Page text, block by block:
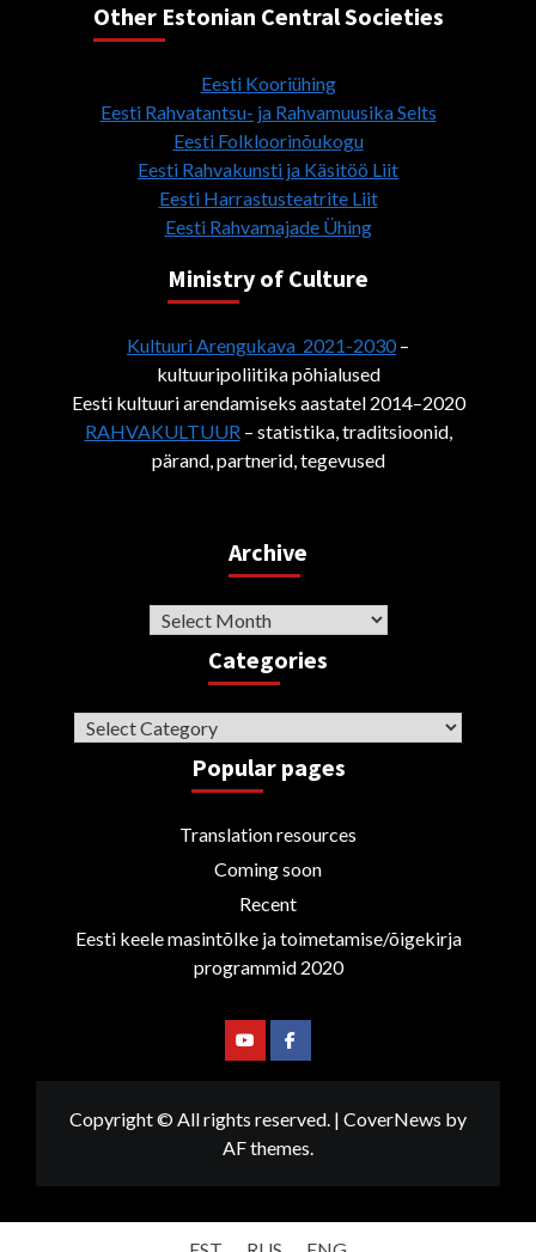
Other Estonian Central Societies
Eesti Kooriühing
Eesti Rahvatantsu- ja Rahvamuusika Selts
Eesti Folkloorinõukogu
Eesti Rahvakunsti ja Käsitöö Liit
Eesti Harrastusteatrite Liit
Eesti Rahvamajade Ühing
Ministry of Culture
Kultuuri Arengukava 2021-2030–
kultuuripoliitika põhialused
Eesti kultuuri arendamiseks aastatel 2014–2020
RAHVAKULTUUR– statistika, traditsioonid,
pärand, partnerid, tegevused
Archive
Archive
Categories
Categories
Popular pages
Translation resources
Coming soon
Recent
Eesti keele masintõlke ja toimetamise/õigekirja
programmid 2020
YoutubeFacebook
Copyright © All rights reserved. | CoverNews by
AF themes.